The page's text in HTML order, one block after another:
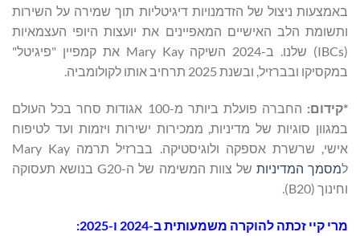
באמצעות ניצול של הזדמנויות דיגיטליות תוך שמירה על השירות
ותשומת הלב האישיים המאפיינים את יועצות היופי העצמאיות
(IBCs) שלנו. ב-2024 השיקה Mary Kay את קמפיין "פיגיטל"
במקסיקו ובברזיל, ובשנת 2025 תרחיב אותו לקולומביה.
*קידום:
החברה פועלת ביותר מ-100 אגודות סחר בכל העולם
במגוון סוגיות של מדיניות, ממכירות ישירות ויזמות ועד לטיפוח
אישי, שרשרת אספקה ולוגיסטיקה. בברזיל תרמה Mary Kay
למסמך המדיניות
של צוות המשימה של ה-G20 בנושא תעסוקה
וחינוך (B20).
מרי קיי זכתה להוקרה משמעותית ב-2024 ו-2025: